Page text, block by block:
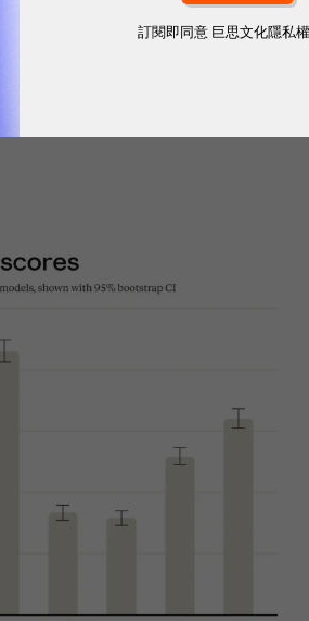
迎）」「deception（欺
向」等風險行為，回應外界對
訂閱即同意 巨思文化隱私